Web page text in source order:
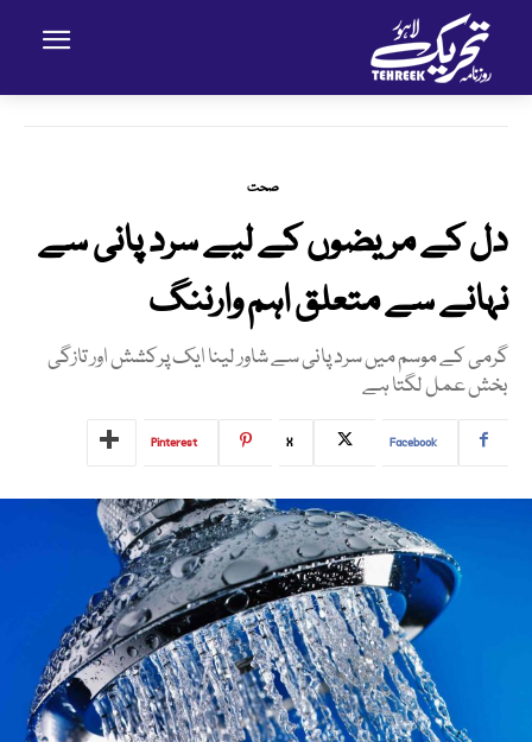
صحت
دل کے مریضوں کے لیے سرد پانی سے
نہانے سے متعلق اہم وارننگ
گرمی کے موسم میں سرد پانی سے شاور لینا ایک پرکشش اور تازگی
بخش عمل لگتا ہے
Facebook
X
Pinterest